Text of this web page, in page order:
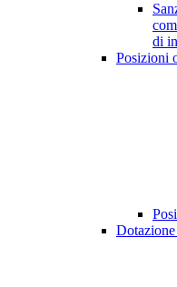
di
Posizioni